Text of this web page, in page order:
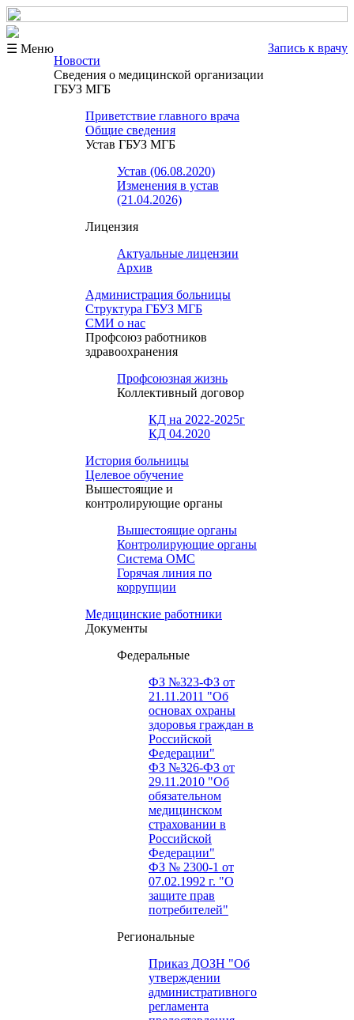
☰ Меню
Запись к врачу
Новости
Сведения о медицинской организации
ГБУЗ МГБ
Приветствие главного врача
Общие сведения
Устав ГБУЗ МГБ
Устав (06.08.2020)
Изменения в устав
(21.04.2026)
Лицензия
Актуальные лицензии
Архив
Администрация больницы
Структура ГБУЗ МГБ
СМИ о нас
Профсоюз работников
здравоохранения
Профсоюзная жизнь
Коллективный договор
КД на 2022-2025г
КД 04.2020
История больницы
Целевое обучение
Вышестоящие и
контролирующие органы
Вышестоящие органы
Контролирующие органы
Система ОМС
Горячая линия по
коррупции
Медицинские работники
Документы
Федеральные
ФЗ №323-ФЗ от
21.11.2011 "Об
основах охраны
здоровья граждан в
Российской
Федерации"
ФЗ №326-ФЗ от
29.11.2010 "Об
обязательном
медицинском
страховании в
Российской
Федерации"
ФЗ № 2300-1 от
07.02.1992 г. "О
защите прав
потребителей"
Региональные
Приказ ДОЗН "Об
утверждении
административного
регламента